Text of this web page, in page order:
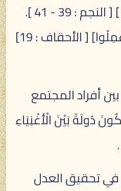
يُجْزَاهُ الْجَزَاءَ الْأَوْفَى ] [ النجم : 39 - 41 ].
[وَلِكُلٍّ دَرَجَاتٌ مِمَّا عَمِلُوا] [ الأحقاف : 19]
أفراد المجتمع
دُولَةً بَيْنَ الْأَغْنِيَاءِ
في تحقيق العدل